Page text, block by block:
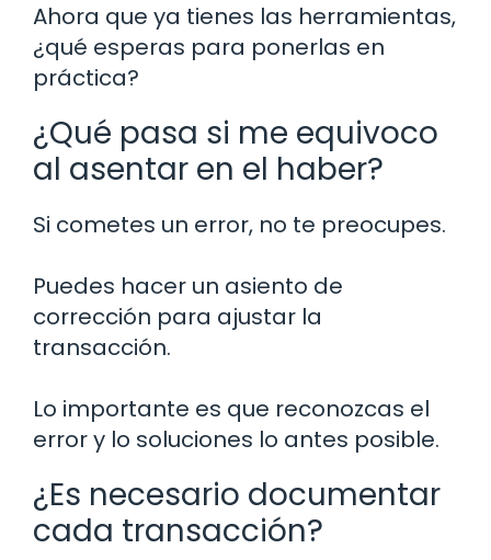
Ahora que ya tienes las herramientas,
¿qué esperas para ponerlas en
práctica?
¿Qué pasa si me equivoco
al asentar en el haber?
Si cometes un error, no te preocupes.
Puedes hacer un asiento de
corrección para ajustar la
transacción.
Lo importante es que reconozcas el
error y lo soluciones lo antes posible.
¿Es necesario documentar
cada transacción?